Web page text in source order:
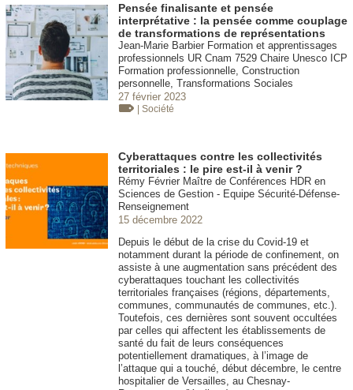
Pensée finalisante et pensée
interprétative : la pensée comme couplage
de transformations de représentations
Jean-Marie Barbier Formation et apprentissages
professionnels UR Cnam 7529 Chaire Unesco ICP
Formation professionnelle, Construction
personnelle, Transformations Sociales
27 février 2023
| Société
Cyberattaques contre les collectivités
territoriales : le pire est-il à venir ?
Rémy Février Maître de Conférences HDR en
Sciences de Gestion - Equipe Sécurité-Défense-
Renseignement
15 décembre 2022
Depuis le début de la crise du Covid-19 et
notamment durant la période de confinement, on
assiste à une augmentation sans précédent des
cyberattaques touchant les collectivités
territoriales françaises (régions, départements,
communes, communautés de communes, etc.).
Toutefois, ces dernières sont souvent occultées
par celles qui affectent les établissements de
santé du fait de leurs conséquences
potentiellement dramatiques, à l’image de
l’attaque qui a touché, début décembre, le centre
hospitalier de Versailles, au Chesnay-